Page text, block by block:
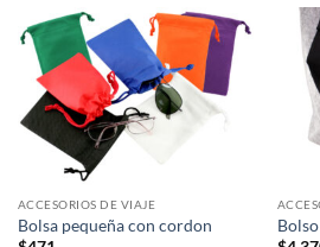
ACCESORIOS DE VIAJE
Bolsa pequeña con cordon